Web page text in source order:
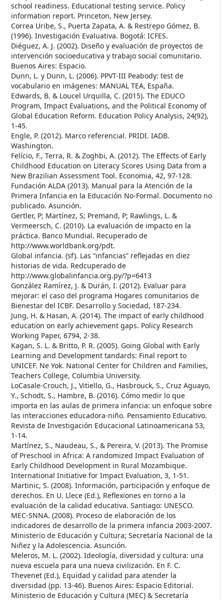
school readiness. Educational testing service. Policy
information report. Princeton, New Jersey.
Correa Uribe, S., Puerta Zapata, A. & Restrepo Gómez, B.
(1996). Investigación Evaluativa. Bogotá: ICFES.
Diéguez, A. J. (2002). Diseño y evaluación de proyectos de
intervención socioeducativa y trabajo social comunitario.
Buenos Aires: Espacio.
Dunn, L. y Dunn, L. (2006). PPVT-III Peabody: test de
vocabulario en imágenes: MANUAL TEA, España.
Edwards, B. & Loucel Urquilla, C. (2015). The EDUCO
Program, Impact Evaluations, and the Political Economy of
Global Education Reform. Education Policy Analysis, 24(92),
1-45.
Engle, P. (2012). Marco referencial. PRIDI. IADB.
Washington.
Felício, F., Terra, R. & Zoghbi, A. (2012). The Effects of Early
Childhood Education on Literacy Scores Using Data from a
New Brazilian Assessment Tool. Economia, 42, 97-128.
Fundación ALDA (2013). Manual para la Atención de la
Primera Infancia en la Educación No-Formal. Documento no
publicado. Asunción.
Gertler, P; Martínez, S; Premand, P; Rawlings, L. &
Vermeersch, C. (2010). La evaluación de impacto en la
práctica. Banco Mundial. Recuperado de
http://www.worldbank.org/pdt.
Global infancia. (sf). Las “infancias” reflejadas en diez
historias de vida. Redcuperado de
http://www.globalinfancia.org.py/?p=6413
González Ramírez, J. & Durán, I. (2012). Evaluar para
mejorar: el caso del programa Hogares comunitarios de
Bienestar del ICBF. Desarrollo y Sociedad, 187-234.
Jung, H. & Hasan, A. (2014). The impact of early childhood
education on early achievement gaps. Policy Research
Working Paper, 6794, 2-38.
Kagan, S. L. & Britto, P. R. (2005). Going Global with Early
Learning and Development tandards: Final report to
UNICEF. Ne Yok. National Center for Children and Families,
Teachers College, Columbia University.
LoCasale-Crouch, J., Vitiello, G., Hasbrouck, S., Cruz Aguayo,
Y., Schodt, S., Hambre, B. (2016). Cómo medir lo que
importa en las aulas de primera infancia: un enfoque sobre
las interacciones educadora-niño. Pensamiento Educativo.
Revista de Investigación Educacional Latinoamericana 53,
1-14.
Martínez, S., Naudeau, S., & Pereira, V. (2013). The Promise
of Preschool in Africa: A randomized Impact Evaluation of
Early Childhood Development in Rural Mozambique.
International Initiative for Impact Evaluation, 3, 1-51.
Martinic, S. (2008). Información, participación y enfoque de
derechos. En U. Llece (Ed.), Reflexiones en torno a la
evaluación de la calidad educativa. Santiago: UNESCO.
MEC-SNNA. (2008). Proceso de elaboración de los
indicadores de desarrollo de la primera infancia 2003-2007.
Ministerio de Educación y Cultura; Secretaría Nacional de la
Niñez y la Adolescencia. Asunción.
Meleros, M. L. (2002). Ideología, diversidad y cultura: una
nueva escuela para una nueva civilización. En F. C.
Thevenet (Ed.), Equidad y calidad para atender la
diversidad (pp. 13-46). Buenos Aires: Espacio Editorial.
Ministerio de Educación y Cultura (MEC) & Secretaría